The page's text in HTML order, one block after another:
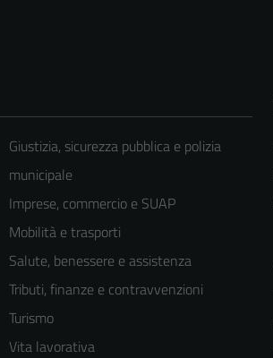
Giustizia, sicurezza pubblica e polizia
municipale
Imprese, commercio e SUAP
Mobilità e trasporti
Salute, benessere e assistenza
Tributi, finanze e contravvenzioni
Turismo
Vita lavorativa